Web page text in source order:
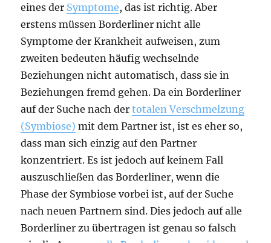
eines der Symptome, das ist richtig. Aber
erstens müssen Borderliner nicht alle
Symptome der Krankheit aufweisen, zum
zweiten bedeuten häufig wechselnde
Beziehungen nicht automatisch, dass sie in
Beziehungen fremd gehen. Da ein Borderliner
auf der Suche nach dertotalen Verschmelzung
(Symbiose) mit dem Partner ist, ist es eher so,
dass man sich einzig auf den Partner
konzentriert. Es ist jedoch auf keinem Fall
auszuschließen das Borderliner, wenn die
Phase der Symbiose vorbei ist, auf der Suche
nach neuen Partnern sind. Dies jedoch auf alle
Borderliner zu übertragen ist genau so falsch